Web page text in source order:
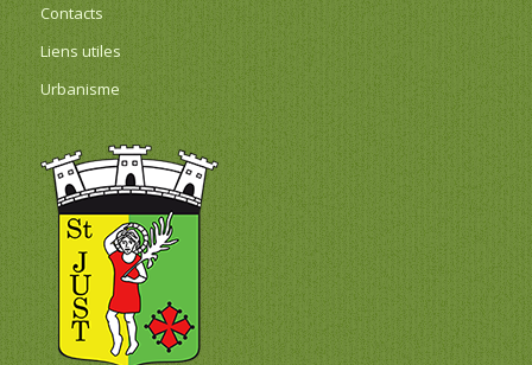
Contacts
Liens utiles
Urbanisme